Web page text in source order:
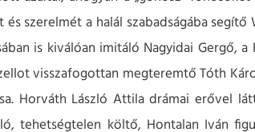
szerelmét a halál szabadságába
is kiválóan imitáló Nagyidai Gergő,
visszafogottan megteremtő Tóth
Horváth László Attila drámai erővel
tehetségtelen költő, Hontalan Iván